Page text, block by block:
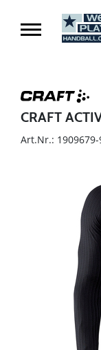
CRAFT
Art.Nr.: 1909679-